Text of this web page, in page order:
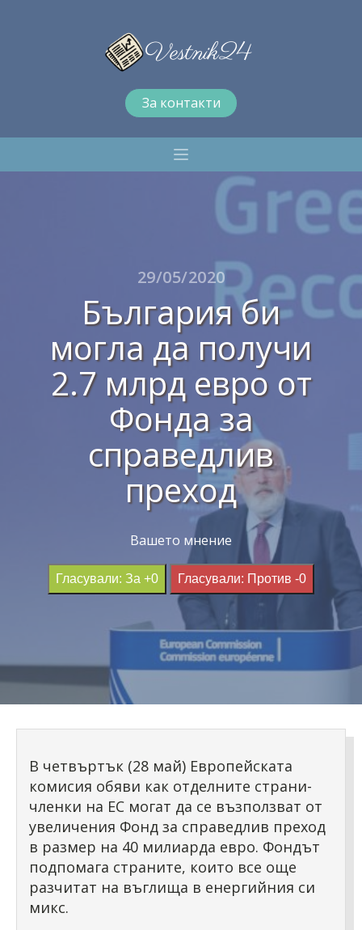
За контакти
29/05/2020
България би
могла да получи
2.7 млрд евро от
Фонда за
справедлив
преход
Вашето мнение
Гласували: За +0 Гласували: Против -0
В четвъртък (28 май) Европейската
комисия обяви как отделните страни-
членки на ЕС могат да се възползват от
увеличения Фонд за справедлив преход
в размер на 40 милиарда евро. Фондът
подпомага страните, които все още
разчитат на въглища в енергийния си
микс.